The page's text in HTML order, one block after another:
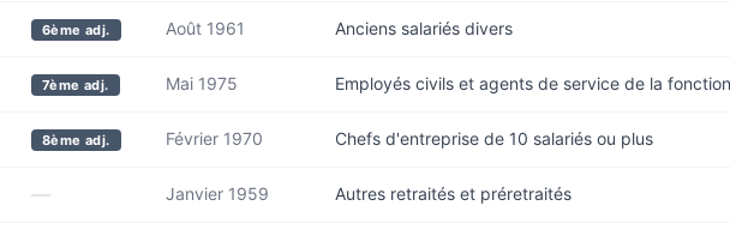
6ème adj. Août 1961 Anciens salariés divers
7ème adj. Mai 1975 Employés civils et agents de service de la
8ème adj. Février 1970 Chefs d'entreprise de 10 salariés ou plus
— Janvier 1959 Autres retraités et préretraités